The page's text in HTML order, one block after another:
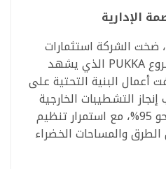
الإدارية
ضخت الشركة استثمارات
تجاوزت مليار جنيه في مشروع PUKKA الذي يشهد
أعمال البنية التحتية على
التشطيبات الخارجية
للواجهات المعمارية إلى نحو 95%، مع استمرار تنظيم
والمساحات الخضراء